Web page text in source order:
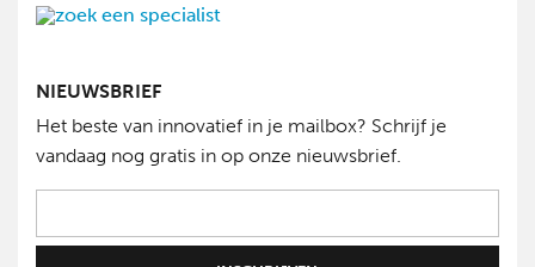
NIEUWSBRIEF
Het beste van innovatief in je mailbox? Schrijf je
vandaag nog gratis in op onze nieuwsbrief.